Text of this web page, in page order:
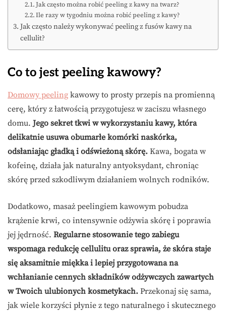
Jak często można robić peeling z kawy na twarz?
Ile razy w tygodniu można robić peeling z kawy?
Jak często należy wykonywać peeling z fusów kawy na
cellulit?
Co to jest peeling kawowy?
Domowy peeling kawowy to prosty przepis na promienną
cerę, który z łatwością przygotujesz w zaciszu własnego
domu.Jego sekret tkwi w wykorzystaniu kawy, która
delikatnie usuwa obumarłe komórki naskórka,
odsłaniając gładką i odświeżoną skórę. Kawa, bogata w
kofeinę, działa jak naturalny antyoksydant, chroniąc
skórę przed szkodliwym działaniem wolnych rodników.
Dodatkowo, masaż peelingiem kawowym pobudza
krążenie krwi, co intensywnie odżywia skórę i poprawia
jej jędrność. Regularne stosowanie tego zabiegu
wspomaga redukcję cellulitu oraz sprawia, że skóra staje
się aksamitnie miękka i lepiej przygotowana na
wchłanianie cennych składników odżywczych zawartych
w Twoich ulubionych kosmetykach. Przekonaj się sama,
jak wiele korzyści płynie z tego naturalnego i skutecznego